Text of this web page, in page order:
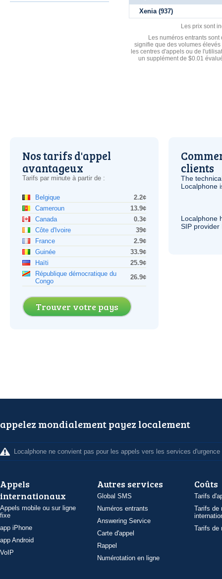
Xenia (937)
Les prix sont
Les numéros entrants
signifie que des volumes
les centres d'appels ou de
un supplément de $0.01
Nos tarifs d'appel
avantageux
Tarifs par minute à partir de :
Belgique
2.2¢
Cameroun
13.9¢
Canada
0.3¢
Côte d'Ivoire
39¢
France
2.9¢
Guinée
33.9¢
Haïti
25.9¢
République démocratique du
Congo
26.9¢
Trouver votre pays
clients
The
Localphone
Localphone
SIP provider
appelez mondialement payez localement
Localphone ne convient pas pour les appels vers les services d'urgence
Appels
internationaux
Appels mobile ou sur ligne
fixe
app iPhone
app Android
VoIP
Autres services
Global SMS
Numéros entrants
Answering Service
Carte d'appel
Rappel
Numérotation en ligne
Coûts
Tarifs
Tarifs de
Tarifs de